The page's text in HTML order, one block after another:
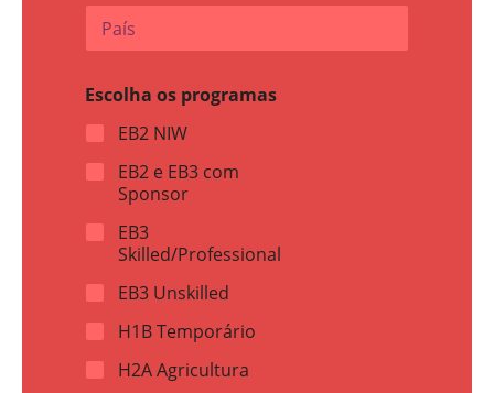
p
(
D
D
D
+
e
l
*
P
í
*
s
(
D
D
D
h
a
s
a
p
Escolha os programas
EB2 NIW
EB2 e EB3 com
Sponsor
EB3
Skilled/Professional
EB3 Unskilled
H1B Temporário
H2A Agricultura